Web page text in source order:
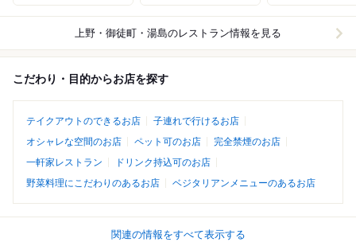
上野・御徒町・湯島のレストラン情報を見る
こだわり・目的からお店を探す
テイクアウトのできるお店
子連れで行けるお店
オシャレな空間のお店
ペット可のお店
完全禁煙のお店
一軒家レストラン
ドリンク持込可のお店
野菜料理にこだわりのあるお店
ベジタリアンメニューのあるお店
関連の情報をすべて表示する